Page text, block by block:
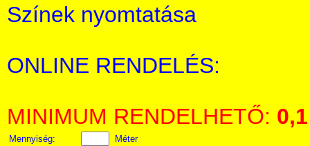
Színek nyomtatása
ONLINE RENDELÉS:
MINIMUM RENDELHETŐ: 0,1
Mennyiség:
Méter